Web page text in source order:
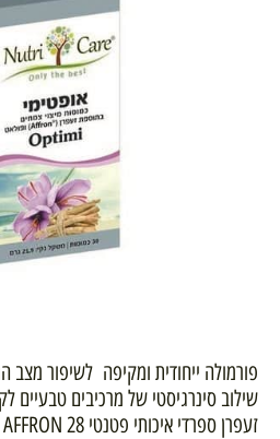
פורמולה ייחודית ומקיפה לשיפור מצב
שילוב סינרגיסטי של מרכיבים טבעיים
זעפרן ספרדי איכותי פטנטי AFFRON 28 מ"ג (שנבדק מחקרית).